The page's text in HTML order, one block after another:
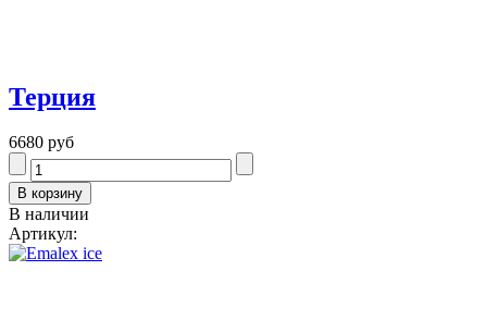
Терция
6680 руб
В наличии
Артикул: